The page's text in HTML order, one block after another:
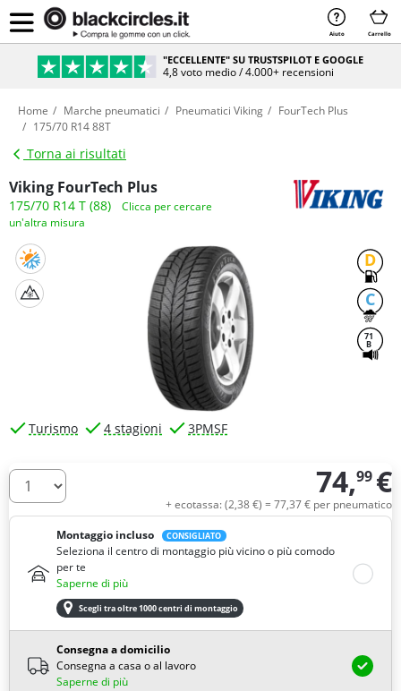
Aiuto Carrello
"ECCELLENTE" SU TRUSTSPILOT E GOOGLE
4,8 voto medio / 4.000+ recensioni
Home Marche pneumatici Pneumatici Viking
FourTech Plus
175/70 R14 88T
Torna ai risultati
Viking FourTech Plus
175/70 R14 T (88)
Clicca per cercare
un'altra misura
D
C
71
B
Turismo 4 stagioni 3PMSF
Quantità 74,99 €
+ ecotassa: (2,38€) = 77,37€ per pneumatico
Montaggio incluso
CONSIGLIATO
Seleziona il centro di montaggio più vicino o più comodo
per te
Saperne di più
Scegli tra oltre 1000 centri di montaggio
Consegna a domicilio
Consegna a casa o al lavoro
Saperne di più